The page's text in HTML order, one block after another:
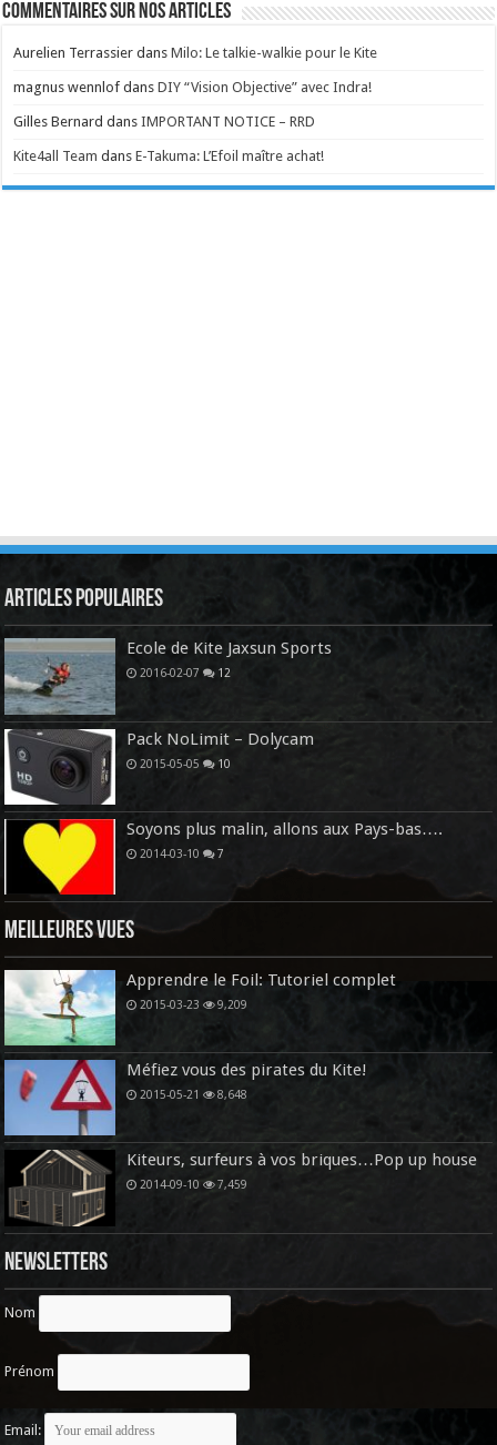
Commentaires sur nos articles
Aurelien Terrassier dansMilo: Le talkie-walkie pour le Kite
magnus wennlof dansDIY “Vision Objective” avec Indra!
Gilles Bernard dansIMPORTANT NOTICE – RRD
Kite4all Team dansE-Takuma: L’Efoil maître achat!
Articles Populaires
Ecole de Kite Jaxsun Sports
2016-02-07 12
Pack NoLimit – Dolycam
2015-05-05 10
Soyons plus malin, allons aux Pays-bas….
2014-03-10 7
Meilleures vues
Apprendre le Foil: Tutoriel complet
2015-03-23 9,209
Méfiez vous des pirates du Kite!
2015-05-21 8,648
Kiteurs, surfeurs à vos briques…Pop up house
2014-09-10 7,459
Newsletters
Nom
Prénom
Email: